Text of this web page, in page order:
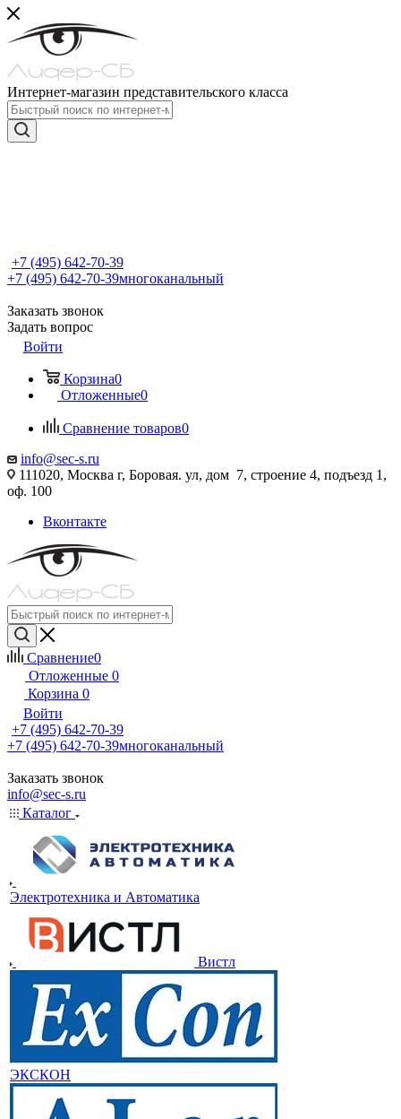
Интернет-магазин представительского класса
+7 (495) 642-70-39
+7 (495) 642-70-39многоканальный
Заказать звонок
Задать вопрос
Войти
Корзина0
Отложенные0
Сравнение товаров0
info@sec-s.ru
111020, Москва г, Боровая. ул, дом 7, строение 4, подъезд 1,
оф. 100
Вконтакте
Сравнение0
Отложенные 0
Корзина 0
Войти
+7 (495) 642-70-39
+7 (495) 642-70-39многоканальный
Заказать звонок
info@sec-s.ru
Каталог
Электротехника и Автоматика
Вистл
ЭКСКОН